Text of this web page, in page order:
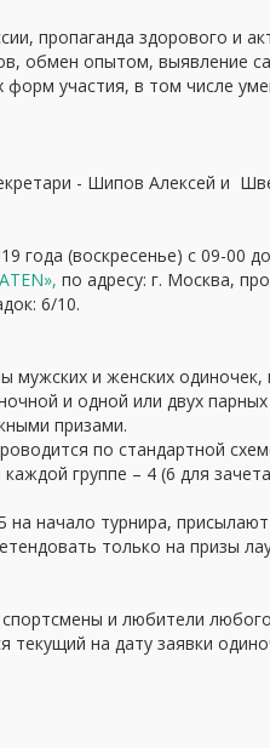
пропаганда здорового и
обмен опытом, выявление
участия, в том числе
- Шипов Алексей и
года (воскресенье) с 09-00
по адресу: г. Москва,
6/10.
мужских и женских
и одной или двух
призами.
по стандартной
группе – 4 (6 для
начало турнира,
только на призы
спортсмены и любители
текущий на дату заявки